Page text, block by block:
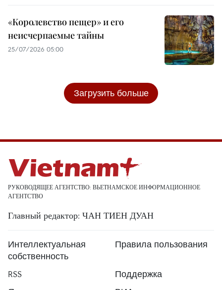
«Королевство пещер» и его
неисчерпаемые тайны
25/07/2026 05:00
Загрузить больше
РУКОВОДЯЩЕЕ АГЕНТСТВО: ВЬЕТНАМСКОЕ ИНФОРМАЦИОННОЕ
АГЕНТСТВО
Главный редактор: ЧАН ТИЕН ДУАН
Интеллектуальная
собственность
Правила пользования
RSS
Поддержка